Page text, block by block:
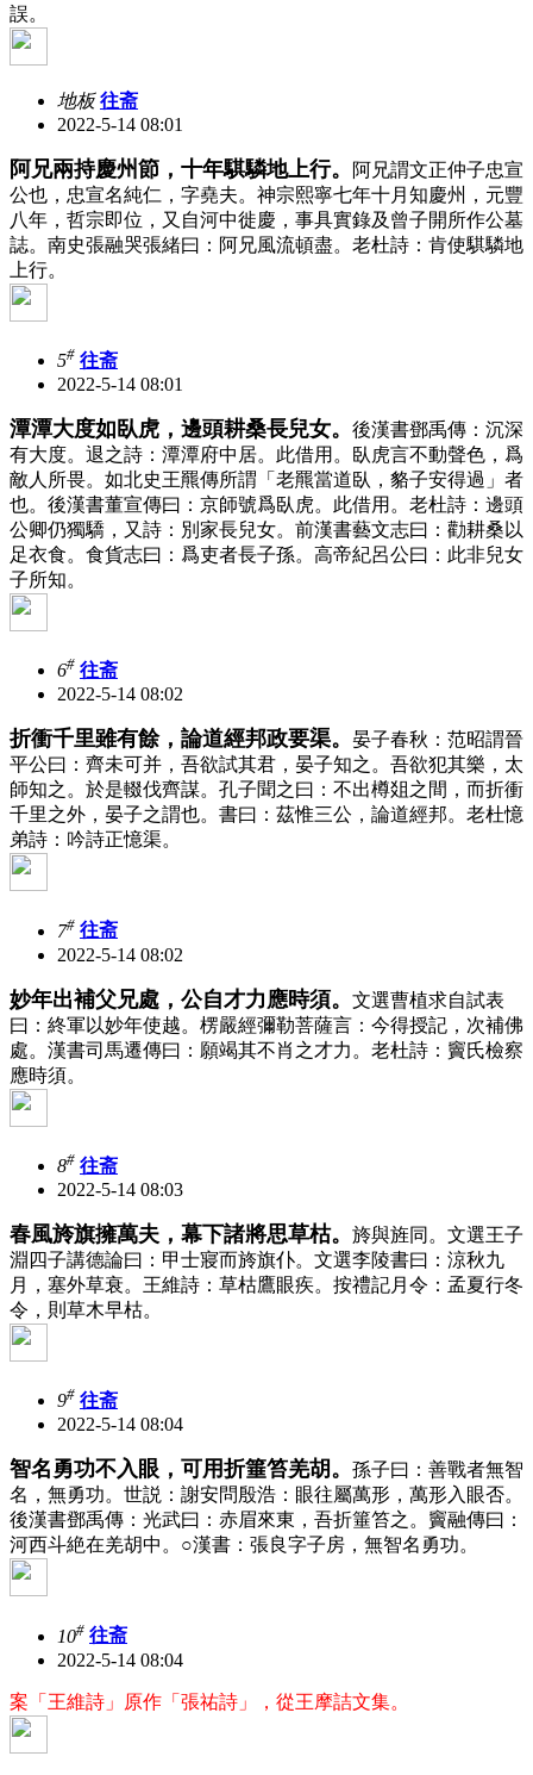
誤。
地板 往斋
2022-5-14 08:01
阿兄兩持慶州節，十年騏驎地上行。
阿兄謂文正仲子忠宣
公也，忠宣名純仁，字堯夫。神宗熙寧七年十月知慶州，元豐
八年，哲宗即位，又自河中徙慶，事具實錄及曾子開所作公墓
誌。南史張融哭張緒曰：阿兄風流頓盡。老杜詩：肯使騏驎地
上行。
5# 往斋
2022-5-14 08:01
潭潭大度如臥虎，邊頭耕桑長兒女。 後漢書鄧禹傳：沉深
有大度。退之詩：潭潭府中居。此借用。臥虎言不動聲色，爲
敵人所畏。如北史王羆傳所謂「老羆當道臥，貉子安得過」者
也。後漢書董宣傳曰：京師號爲臥虎。此借用。老杜詩：邊頭
公卿仍獨驕，又詩：別家長兒女。前漢書藝文志曰：勸耕桑以
足衣食。食貨志曰：爲吏者長子孫。高帝紀呂公曰：此非兒女
子所知。
6# 往斋
2022-5-14 08:02
折衝千里雖有餘，論道經邦政要渠。 晏子春秋：范昭謂晉
平公曰：齊未可并，吾欲試其君，晏子知之。吾欲犯其樂，太
師知之。於是輟伐齊謀。孔子聞之曰：不出樽爼之間，而折衝
千里之外，晏子之謂也。書曰：茲惟三公，論道經邦。老杜憶
弟詩：吟詩正憶渠。
7# 往斋
2022-5-14 08:02
妙年出補父兄處，公自才力應時須。 文選曹植求自試表
曰：終軍以妙年使越。楞嚴經彌勒菩薩言：今得授記，次補佛
處。漢書司馬遷傳曰：願竭其不肖之才力。老杜詩：竇氏檢察
應時須。
8# 往斋
2022-5-14 08:03
春風旍旗擁萬夫，幕下諸將思草枯。 旍與旌同。文選王子
淵四子講德論曰：甲士寢而旍旗仆。文選李陵書曰：涼秋九
月，塞外草衰。王維詩：草枯鷹眼疾。按禮記月令：孟夏行冬
令，則草木早枯。
9# 往斋
2022-5-14 08:04
智名勇功不入眼，可用折箠笞羌胡。 孫子曰：善戰者無智
名，無勇功。世説：謝安問殷浩：眼往屬萬形，萬形入眼否。
後漢書鄧禹傳：光武曰：赤眉來東，吾折箠笞之。竇融傳曰：
河西斗絶在羌胡中。 ○漢書：張良字子房，無智名勇功。
10# 往斋
2022-5-14 08:04
案「王維詩」原作「張祐詩」，從王摩詰文集。